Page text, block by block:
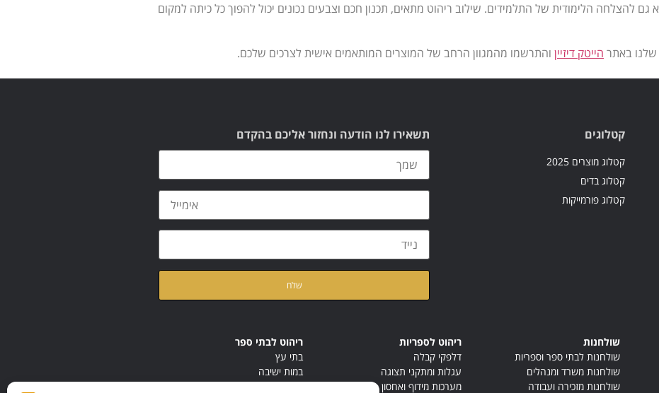
להצלחה הלימודית של התלמידים. שילוב ריהוט מתאים, תכנון חכם וצבעים נכונים יכול להפוך כל כיתה למקום
שלנו באתר הייטק דיזיין והתרשמו מהמגוון הרחב של המוצרים המותאמים אישית לצרכים שלכם.
קטלוגים
קטלוג מוצרים 2025
קטלוג בדים
קטלוג פורמייקות
תשאירו לנו הודעה ונחזור אליכם בהקדם
מדיניות הפרטיות
שולחנות
שולחנות לבתי ספר וספריות
שולחנות משרד ומנהלים
שולחנות מזכירה ועבודה
ריהוט לספריות
דלפקי קבלה
עגלות ומתקני תצוגה
מערכות מידוף ואחסון
ריהוט לבתי ספר
בתי עץ
במות ישיבה
ריהוט לחדרי מורים